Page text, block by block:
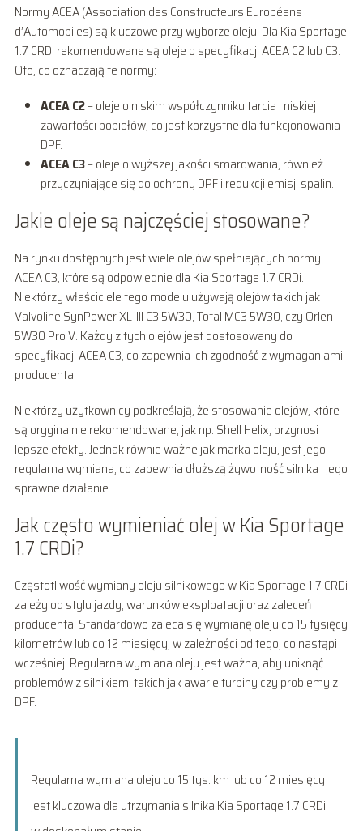
Normy ACEA (Association des Constructeurs Européens
d’Automobiles) są kluczowe przy wyborze oleju. Dla Kia Sportage
1.7 CRDi rekomendowane są oleje o specyfikacji ACEA C2 lub C3.
Oto, co oznaczają te normy:
ACEA C2– oleje o niskim współczynniku tarcia i niskiej
zawartości popiołów, co jest korzystne dla funkcjonowania
DPF.
ACEA C3– oleje o wyższej jakości smarowania, również
przyczyniające się do ochrony DPF i redukcji emisji spalin.
Jakie oleje są najczęściej stosowane?
Na rynku dostępnych jest wiele olejów spełniających normy
ACEA C3, które są odpowiednie dla Kia Sportage 1.7 CRDi.
Niektórzy właściciele tego modelu używają olejów takich jak
Valvoline SynPower XL-III C3 5W30, Total MC3 5W30, czy Orlen
5W30 Pro V. Każdy z tych olejów jest dostosowany do
specyfikacji ACEA C3, co zapewnia ich zgodność z wymaganiami
producenta.
Niektórzy użytkownicy podkreślają, że stosowanie olejów, które
są oryginalnie rekomendowane, jak np. Shell Helix, przynosi
lepsze efekty. Jednak równie ważne jak marka oleju, jest jego
regularna wymiana, co zapewnia dłuższą żywotność silnika i jego
sprawne działanie.
Jak często wymieniać olej w Kia Sportage
1.7 CRDi?
Częstotliwość wymiany oleju silnikowego w Kia Sportage 1.7 CRDi
zależy od stylu jazdy, warunków eksploatacji oraz zaleceń
producenta. Standardowo zaleca się wymianę oleju co 15 tysięcy
kilometrów lub co 12 miesięcy, w zależności od tego, co nastąpi
wcześniej. Regularna wymiana oleju jest ważna, aby uniknąć
problemów z silnikiem, takich jak awarie turbiny czy problemy z
DPF.
Regularna wymiana oleju co 15 tys. km lub co 12 miesięcy
jest kluczowa dla utrzymania silnika Kia Sportage 1.7 CRDi